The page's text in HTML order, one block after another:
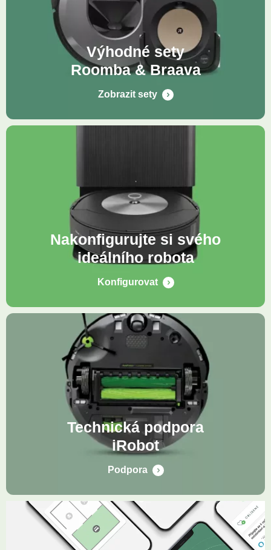
Výhodné sety
Roomba & Braava
Zobrazit sety
Nakonfigurujte si svého
ideálního robota
Konfigurovat
Technická podpora
iRobot
Podpora